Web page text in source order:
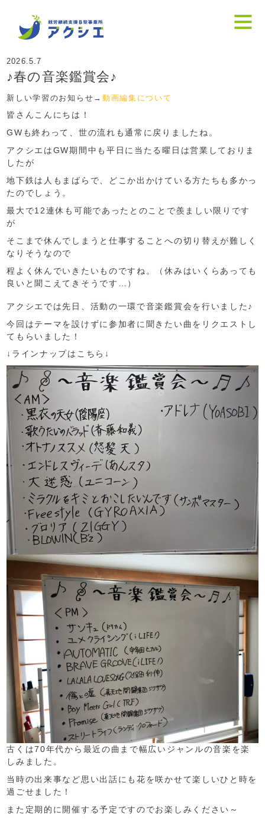
2026.5.7
♪春の音楽鑑賞会♪
新しい学習のお知らせ→ 動画編集について
皆さんこんにちは！
GWも終わって、世の流れも通常に戻りましたね。
アクシエはGW期間中も平日に当たる曜日は営業しておりま
したが
地下鉄は人もまばらで、どこか出かけている方たちも多かっ
たのでしょう。
最大で12連休も可能であったとのことで羨ましい限りです
が
そこまで休んでしまうと仕事することへの切り替えが難しく
なりそうなので
程よく休んでいきたいものですね。（休みはいくらあっても
良いと聞こえてきそうです…）
アクシエでは先日、活動の一環で音楽鑑賞会を行いました♪
今回はテーマを設けずに参加者に聞きたい曲をリクエストし
てもらいました！
↓ラインナップはこちら↓
古くは70年代から最近の曲まで幅広いジャンルの音楽を楽
しみました。
当時の出来事など思い出話にも花を咲かせて楽しいひと時を
過ごせました！
また定期的に開催する予定ですのでお楽しみください～